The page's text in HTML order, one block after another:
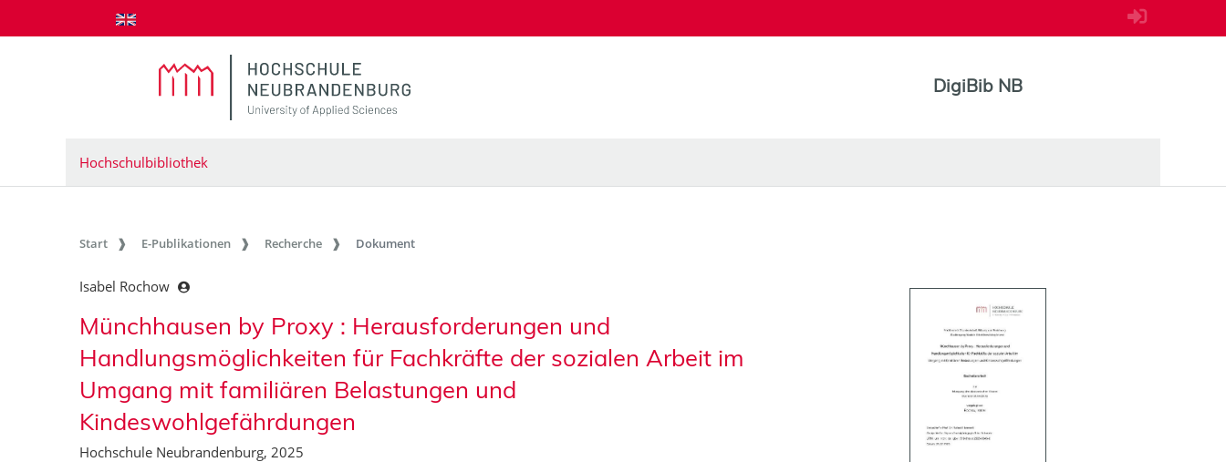
zum Inhalt springen
DigiBib NB
Hochschulbibliothek
Start E-Publikationen Recherche Dokument
Isabel Rochow
Münchhausen by Proxy : Herausforderungen und
Handlungsmöglichkeiten für Fachkräfte der sozialen Arbeit im
Umgang mit familiären Belastungen und
Kindeswohlgefährdungen
Hochschule Neubrandenburg, 2025